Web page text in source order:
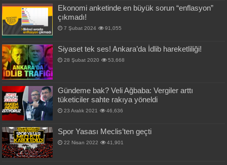
Ekonomi anketinde en büyük sorun “enflasyon”
çıkmadı!
7 Şubat 2024 91,055
Siyaset tek ses! Ankara’da İdlib hareketliliği!
28 Şubat 2020 53,668
Gündeme bak? Veli Ağbaba: Vergiler arttı
tüketiciler sahte rakıya yöneldi
23 Aralık 2021 46,636
Spor Yasası Meclis’ten geçti
22 Nisan 2022 41,901